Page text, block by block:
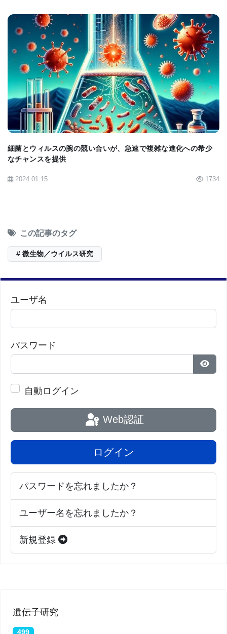
BIOMARKET JP
細菌とウィルスの腕の競い合いが、急速で複雑な進化への希少
なチャンスを提供
2024.01.15 1734
この記事のタグ
# 微生物／ウイルス研究
ユーザ名
パスワード
パス
自動ログイン
Web認証
ログイン
パスワードを忘れましたか？
ユーザー名を忘れましたか？
新規登録
遺伝子研究
499